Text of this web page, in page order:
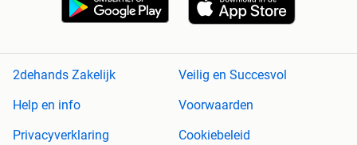
2dehands Zakelijk
Veilig en Succesvol
Help en info
Voorwaarden
Privacyverklaring
Cookiebeleid